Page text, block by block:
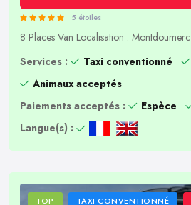
5 étoiles
8 Places Van Localisation : Montdoumerc
Services :
Taxi conventionné
Animaux acceptés
Paiements acceptés :
Espèce
Langue(s) :
TOP TAXI CONVENTIONNÉ